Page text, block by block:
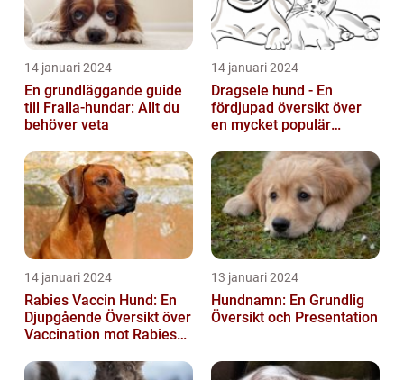
14 januari 2024
En grundläggande guide
till Fralla-hundar: Allt du
behöver veta
14 januari 2024
Dragsele hund - En
fördjupad översikt över
en mycket populär
14 januari 2024
Rabies Vaccin Hund: En
Djupgående Översikt över
Vaccination mot Rabies
13 januari 2024
Hundnamn: En Grundlig
Översikt och Presentation